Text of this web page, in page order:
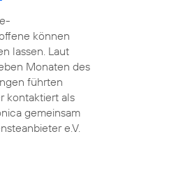
können
lassen. Laut
Monaten des
führten
kontaktiert als
gemeinsam
e.V.